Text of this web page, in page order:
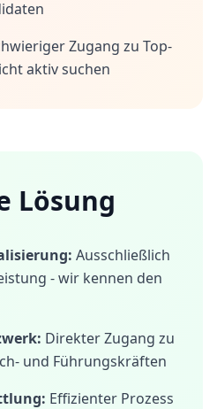
Zugang zu Top-
aktiv suchen
Lösung
Ausschließlich
- wir kennen den
Direkter Zugang zu
und Führungskräften
Effizienter Prozess